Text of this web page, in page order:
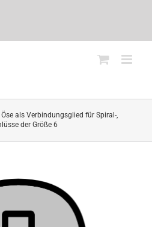
als Verbindungsglied für Spiral-,
der Größe 6